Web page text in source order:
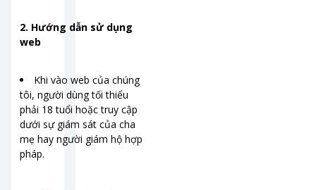
2. Hướng dẫn sử dụng
web
Khi vào web của chúng
tôi, người dùng tối thiểu
phải 18 tuổi hoặc truy cập
dưới sự giám sát của cha
mẹ hay người giám hộ hợp
pháp.